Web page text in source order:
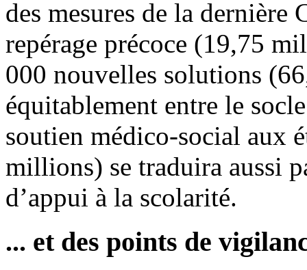
des mesures de la dernière
repérage précoce (19,75
000 nouvelles solutions
équitablement entre le
soutien médico-social aux
millions) se traduira aussi
d’appui à la scolarité.
... et des points de